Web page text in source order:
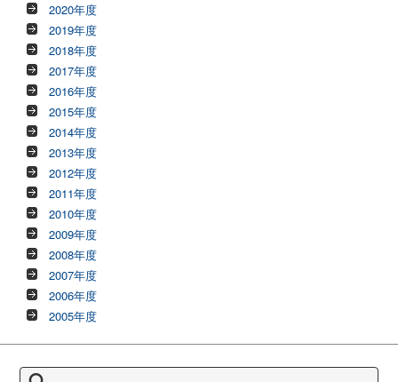
2020年度
2019年度
2018年度
2017年度
2016年度
2015年度
2014年度
2013年度
2012年度
2011年度
2010年度
2009年度
2008年度
2007年度
2006年度
2005年度
検
索: